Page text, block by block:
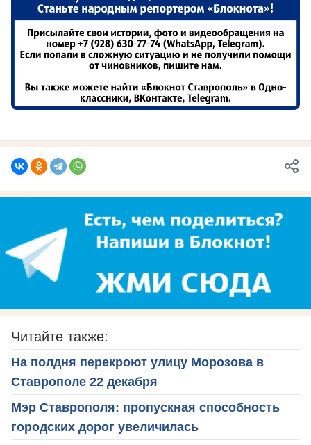
Читайте также:
На полдня перекроют улицу Морозова в
Ставрополе 22 декабря
Мэр Ставрополя: пропускная способность
городских дорог увеличилась